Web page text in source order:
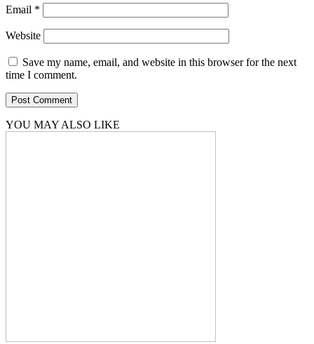
Email *
Website
Save my name, email, and website in this browser for the next
time I comment.
YOU MAY ALSO LIKE